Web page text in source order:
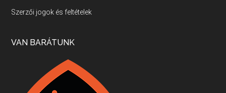
Villány, kékfrankos, Jackfall
Apr 17, 2026 • 00:35:38
Boston, teadélután, bab és homár
Apr 9, 2026 • 00:37:17
Szerzői jogok és feltételek
VAN BARÁTUNK